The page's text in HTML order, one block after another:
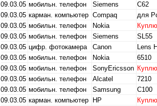
09.03.05 мобильн. телефон Siemens
C62
09.03.05 карман. компьютер Compaq
для
09.03.05 мобильн. телефон Nokia
Куплю
09.03.05 мобильн. телефон Siemens
SL55
09.03.05 цифр. фотокамера Canon
Lens
09.03.05 мобильн. телефон Nokia
6510
09.03.05 мобильн. телефон SonyEricsson Куплю
09.03.05 мобильн. телефон Alcatel
7210
09.03.05 мобильн. телефон Samsung
C100
09.03.05 карман. компьютер HP
Куплю